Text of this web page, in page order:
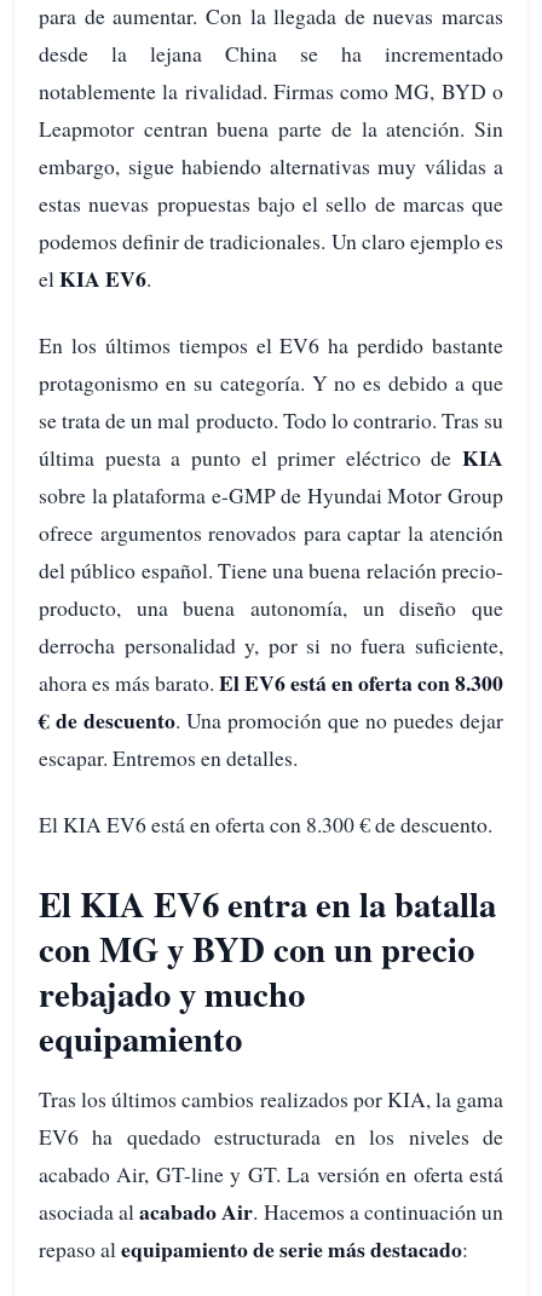
para de aumentar. Con la llegada de nuevas marcas
desde la lejana China se ha incrementado
notablemente la rivalidad. Firmas como MG, BYD o
Leapmotor centran buena parte de la atención. Sin
embargo, sigue habiendo alternativas muy válidas a
estas nuevas propuestas bajo el sello de marcas que
podemos definir de tradicionales. Un claro ejemplo es
elKIA EV6.
En los últimos tiempos el EV6 ha perdido bastante
protagonismo en su categoría. Y no es debido a que
se trata de un mal producto. Todo lo contrario. Tras su
última puesta a punto el primer eléctrico de KIA
sobre la plataforma e-GMP de Hyundai Motor Group
ofrece argumentos renovados para captar la atención
del público español. Tiene una buena relación precio-
producto, una buena autonomía, un diseño que
derrocha personalidad y, por si no fuera suficiente,
ahora es más barato. El EV6 está en oferta con 8.300
€ de descuento. Una promoción que no puedes dejar
escapar. Entremos en detalles.
El KIA EV6 está en oferta con 8.300 € de descuento.
El KIA EV6 entra en la batalla
con MG y BYD con un precio
rebajado y mucho
equipamiento
Tras los últimos cambios realizados por KIA, la gama
EV6 ha quedado estructurada en los niveles de
acabado Air, GT-line y GT. La versión en oferta está
asociada alacabado Air. Hacemos a continuación un
repaso alequipamiento de serie más destacado: